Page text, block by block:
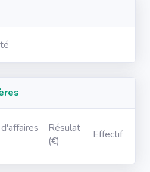
Résulat
(€)
Effectif